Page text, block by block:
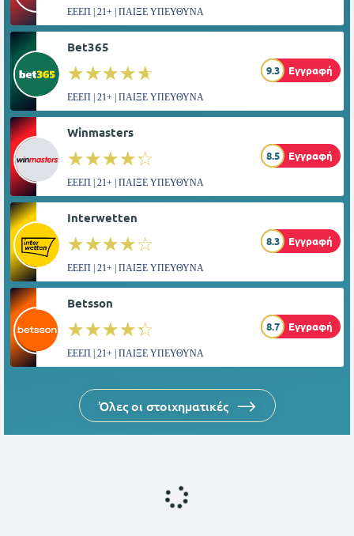
ΕΕΕΠ | 21+ | ΠΑΙΞΕ ΥΠΕΥΘΥΝΑ
Bet365
☆☆☆☆☆
★★★★★ 9.3 Εγγραφή
ΕΕΕΠ | 21+ | ΠΑΙΞΕ ΥΠΕΥΘΥΝΑ
Winmasters
☆☆☆☆☆
★★★★★ 8.5 Εγγραφή
ΕΕΕΠ | 21+ | ΠΑΙΞΕ ΥΠΕΥΘΥΝΑ
Interwetten
☆☆☆☆☆
★★★★★ 8.3 Εγγραφή
ΕΕΕΠ | 21+ | ΠΑΙΞΕ ΥΠΕΥΘΥΝΑ
Betsson
☆☆☆☆☆
★★★★★ 8.7 Εγγραφή
ΕΕΕΠ | 21+ | ΠΑΙΞΕ ΥΠΕΥΘΥΝΑ
Όλες οι στοιχηματικές